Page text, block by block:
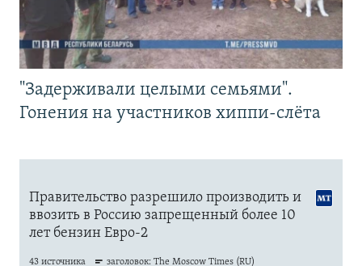
"Задерживали целыми семьями".
Гонения на участников хиппи-слёта